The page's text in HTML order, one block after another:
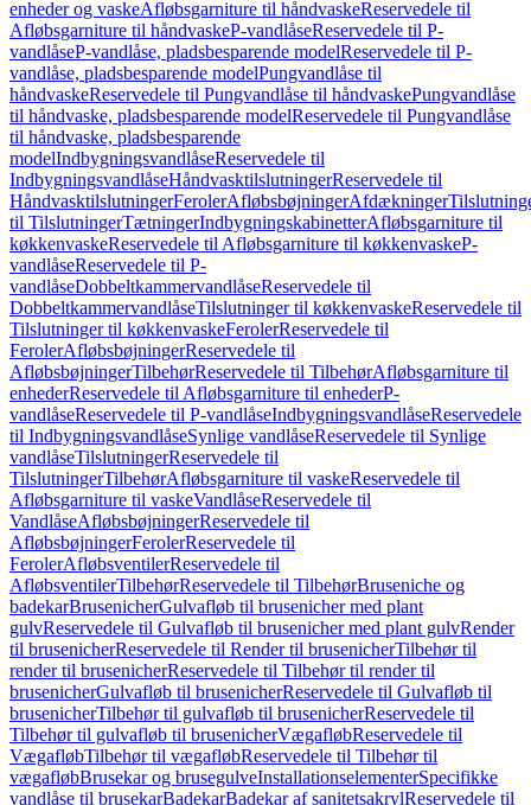
enheder og vaskeAfløbsgarniture til håndvaskeReservedele til
Afløbsgarniture til håndvaskeP-vandlåseReservedele til P-
vandlåseP-vandlåse, pladsbesparende modelReservedele til P-
vandlåse, pladsbesparende modelPungvandlåse til
håndvaskeReservedele til Pungvandlåse til håndvaskePungvandlåse
til håndvaske, pladsbesparende modelReservedele til Pungvandlåse
til håndvaske, pladsbesparende
modelIndbygningsvandlåseReservedele til
IndbygningsvandlåseHåndvasktilslutningerReservedele til
HåndvasktilslutningerFerolerAfløbsbøjningerAfdækninger
til TilslutningerTætningerIndbygningskabinetterAfløbsgarniture til
køkkenvaskeReservedele til Afløbsgarniture til køkkenvaskeP-
vandlåseReservedele til P-
vandlåseDobbeltkammervandlåseReservedele til
DobbeltkammervandlåseTilslutninger til køkkenvaskeReservedele til
Tilslutninger til køkkenvaskeFerolerReservedele til
FerolerAfløbsbøjningerReservedele til
AfløbsbøjningerTilbehørReservedele til TilbehørAfløbsgarniture til
enhederReservedele til Afløbsgarniture til enhederP-
vandlåseReservedele til P-vandlåseIndbygningsvandlåseReservedele
til IndbygningsvandlåseSynlige vandlåseReservedele til Synlige
vandlåseTilslutningerReservedele til
TilslutningerTilbehørAfløbsgarniture til vaskeReservedele til
Afløbsgarniture til vaskeVandlåseReservedele til
VandlåseAfløbsbøjningerReservedele til
AfløbsbøjningerFerolerReservedele til
FerolerAfløbsventilerReservedele til
AfløbsventilerTilbehørReservedele til TilbehørBruseniche og
badekarBrusenicherGulvafløb til brusenicher med plant
gulvReservedele til Gulvafløb til brusenicher med plant gulvRender
til brusenicherReservedele til Render til brusenicherTilbehør til
render til brusenicherReservedele til Tilbehør til render til
brusenicherGulvafløb til brusenicherReservedele til Gulvafløb til
brusenicherTilbehør til gulvafløb til brusenicherReservedele til
Tilbehør til gulvafløb til brusenicherVægafløbReservedele til
VægafløbTilbehør til vægafløbReservedele til Tilbehør til
vægafløbBrusekar og brusegulveInstallationselementerSpecifikke
vandlåse til brusekarBadekarBadekar af sanitetsakrylReservedele til